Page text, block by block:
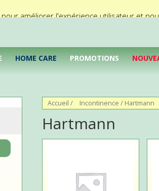
HOME CARE PROMOTIONS
Accueil / Incontinence / Hartmann
Hartmann
améliorer l'expérience utilisateur et